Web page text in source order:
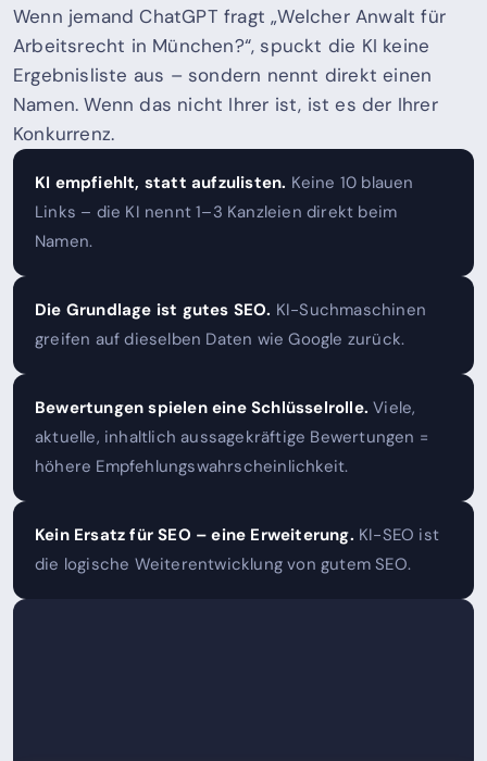
Wenn jemand ChatGPT fragt „Welcher Anwalt für
Arbeitsrecht in München?“, spuckt die KI keine
Ergebnisliste aus – sondern nennt direkt einen
Namen. Wenn das nicht Ihrer ist, ist es der Ihrer
Konkurrenz.
KI empfiehlt, statt aufzulisten. Keine 10 blauen
Links – die KI nennt 1–3 Kanzleien direkt beim
Namen.
Die Grundlage ist gutes SEO. KI-Suchmaschinen
greifen auf dieselben Daten wie Google zurück.
Bewertungen spielen eine Schlüsselrolle. Viele,
aktuelle, inhaltlich aussagekräftige Bewertungen =
höhere Empfehlungswahrscheinlichkeit.
Kein Ersatz für SEO – eine Erweiterung. KI-SEO ist
die logische Weiterentwicklung von gutem SEO.